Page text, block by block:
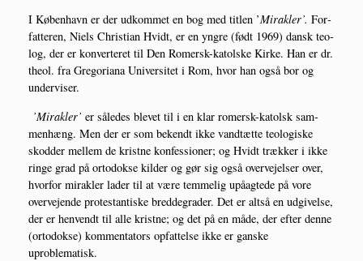
I Køben­havn er der udkom­met en bog med tit­len ’Mirak­ler’. For­
fat­te­ren, Niels Chri­sti­an Hvidt, er en yngre (født 1969) dansk teo­
log, der er kon­ver­te­ret til Den Romersk-katol­ske Kir­ke. Han er dr.
the­ol. fra Gre­go­ri­a­na Uni­ver­si­tet i Rom, hvor han også bor og
underviser.
’Mirak­ler’ er såle­des ble­vet til i en klar romersk-katolsk sam­
men­hæng. Men der er som bekendt ikke vandtæt­te teo­lo­gi­ske
skod­der mel­lem de krist­ne kon­fes­sio­ner; og Hvidt træk­ker i ikke
rin­ge grad på orto­dok­se kil­der og gør sig også over­vej­el­ser over,
hvor­for mirak­ler lader til at være tem­me­lig upå­ag­te­de på vore
over­ve­jen­de pro­te­stan­ti­ske bred­degra­der. Det er alt­så en udgi­vel­se,
der er hen­vendt til alle krist­ne; og det på en måde, der efter den­ne
(orto­dok­se) kom­men­ta­tors opfat­tel­se ikke er gan­ske
uproblematisk.